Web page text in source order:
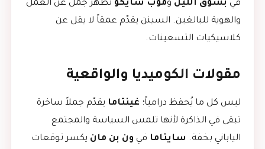
في بسوق الليل وموب سايكو تظهر جمل عن العمل
والهوية للبالغين. السينن يقدّم عمقاً لا يقل عن
كلاسيكيات التسعينات.
مقولات الكوميديا والواقعية
ليس كل ما يُحفظ درامياً؛ غينتاما يقدّم جملاً ساخرة
تبقى في الذاكرة لأنها تلمس السياسة والمجتمع
الياباني بخفة. سايتاما في ون بن مان يكسر توقعات